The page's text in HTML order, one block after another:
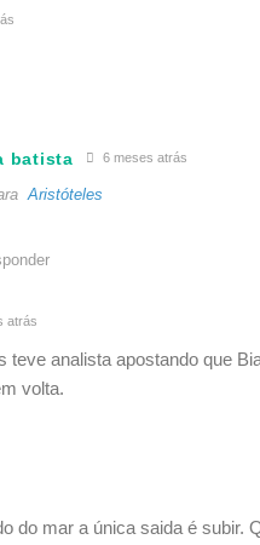
batista 6 meses atrás
Aristóteles
atrás
teve analista apostando que
volta.
do mar a única saida é subir.